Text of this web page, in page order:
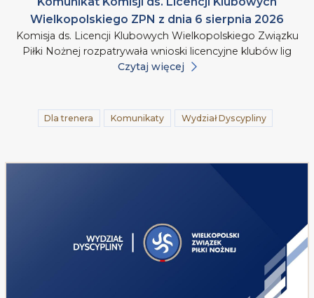
Wielkopolskiego ZPN z dnia 6 sierpnia 2026
Komisja ds. Licencji Klubowych Wielkopolskiego Związku
Piłki Nożnej rozpatrywała wnioski licencyjne klubów lig
Czytaj więcej
Dla trenera Komunikaty Wydział Dyscypliny